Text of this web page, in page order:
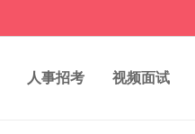
人事招考 视频面试